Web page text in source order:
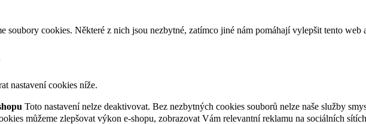
soubory cookies. Některé z nich jsou nezbytné, zatímco jiné nám pomáhají vylepšit tento
nastavení cookies níže.
Toto nastavení nelze deaktivovat. Bez nezbytných cookies souborů nelze naše služby
můžeme zlepšovat výkon e-shopu, zobrazovat Vám relevantní reklamu na sociálních